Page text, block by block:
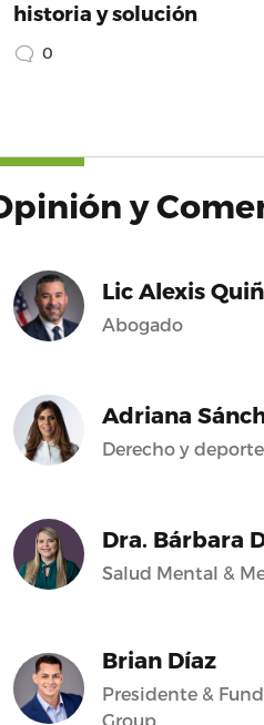
historia y solución
0
y
Lic Alexis
Abogado
Adriana
Derecho y deporte
Dra. Bárbara
Salud Mental &
Brian Díaz
Presidente &
Group